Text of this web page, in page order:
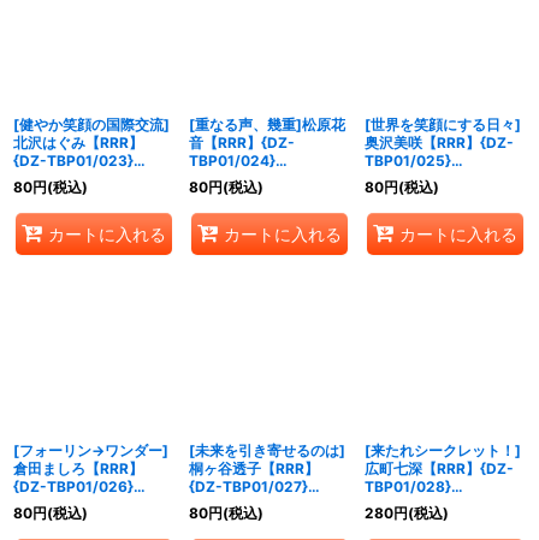
[健やか笑顔の国際交流]
北沢はぐみ【RRR】
{DZ-TBP01/023}
《BanGDream!》
80円(税込)
カートに入れる
[重なる声、幾重]松原花
音【RRR】{DZ-
TBP01/024}
《BanGDream!》
80円(税込)
カートに入れる
[世界を笑顔にする日々]
奥沢美咲【RRR】{DZ-
TBP01/025}
《BanGDream!》
80円(税込)
カートに入れる
[フォーリン→ワンダー]
倉田ましろ【RRR】
{DZ-TBP01/026}
《BanGDream!》
80円(税込)
[未来を引き寄せるのは]
桐ヶ谷透子【RRR】
{DZ-TBP01/027}
《BanGDream!》
80円(税込)
[来たれシークレット！]
広町七深【RRR】{DZ-
TBP01/028}
《BanGDream!》
280円(税込)